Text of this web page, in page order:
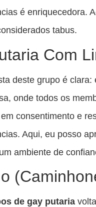
é enriquecedora.
tabus.
Com
deste grupo é
onde todos os
consentimento e
Aqui, eu posso
ambiente de
de gay putaria